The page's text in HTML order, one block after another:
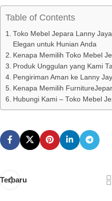
Table of Contents
Toko Mebel Jepara Lanny
Elegan untuk Hunian Anda
Kenapa Memilih Toko Mebel
Produk Unggulan yang Kami
Pengiriman Aman ke Lanny
Kenapa Memilih
Hubungi Kami – Toko Mebel
Terbaru